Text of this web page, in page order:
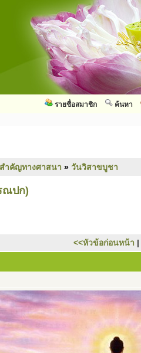
ค้นหา
รายชื่อสมาชิก
ำคัญทางศาสนา » วันวิสาขบูชา
ณปก)
<<หัวข้อก่อนหน้า |